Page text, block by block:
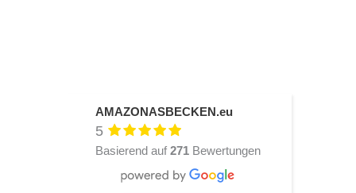
AMAZONASBECKEN.eu
5
Basierend auf 271 Bewertungen